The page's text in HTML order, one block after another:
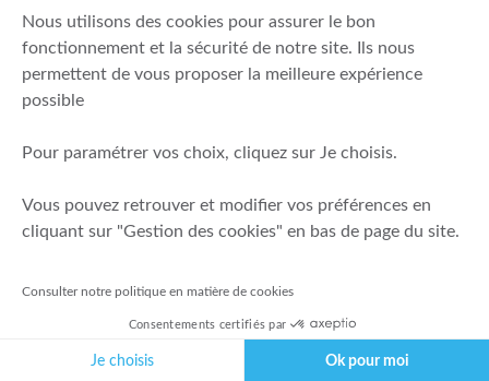
Politique de meilleure sélection
Politique de durabilité
Fonds de garantie des dépôts et de résolution
Mentions légales
Prévention de la fraude
Politique de gestion des conflits d'intérêts
Nous utilisons des cookies pour assurer le bon
fonctionnement et la sécurité de notre site. Ils nous
permettent de vous proposer la meilleure expérience
possible
Pour paramétrer vos choix, cliquez sur Je choisis.
Vous pouvez retrouver et modifier vos préférences en
cliquant sur "Gestion des cookies" en bas de page du site.
Consulter notre politique en matière de cookies
Consentements certifiés par
Je choisis Ok pour moi